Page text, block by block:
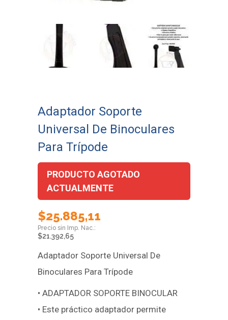
Adaptador Soporte
Universal De Binoculares
Para Trípode
PRODUCTO AGOTADO
ACTUALMENTE
$25.885,11
$21.392,65
Adaptador Soporte Universal De
Binoculares Para Trípode
• ADAPTADOR SOPORTE BINOCULAR
• Este práctico adaptador permite